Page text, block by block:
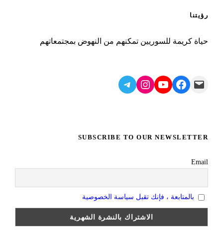
رؤيتنا
حياة كريمة للسوريين تمكنهم من النهوض بمجتمعاتهم
Mail
Facebook
YouTube
Instagram
Telegram
SUBSCRIBE TO OUR NEWSLETTER
Email
بالمتابعة ، فإنك تقبل سياسة الخصوصية